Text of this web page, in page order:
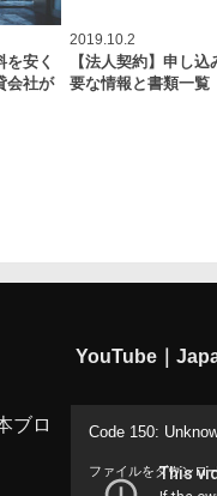
を安く
会社が
2019.10.2
【法人契約】申し込
要な情報と書類一覧
ブロ
YouTube｜
Code 150:
ファイルをダウンロ